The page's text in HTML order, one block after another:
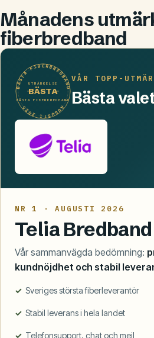
Månadens
fiberbredband
BÄSTA FIBERBREDBAND
· AUGUSTI 2026 ·
UTMÄRKELSE
BÄSTA
BÄSTA FIBERBREDBAND
VÅR TOPP-
Bästa
NR 1 · AUGUSTI 2026
Telia Bredband
Vår sammanvägda bedömning:
kundnöjdhet och stabil
Sveriges största fiberleverantör
Stabil leverans i hela landet
Telefonsupport, chat och mejl